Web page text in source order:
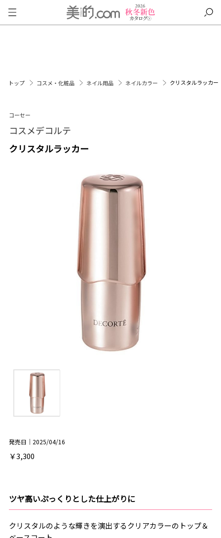
トップ コスメ・化粧品 ネイル用品 ネイルカラー クリスタルラッカー
コーセー
コスメデコルテ
クリスタルラッカー
発売日｜2025/04/16
￥3,300
ツヤ高いぷっくりとした仕上がりに
クリスタルのような輝きを演出するクリアカラーのトップ＆